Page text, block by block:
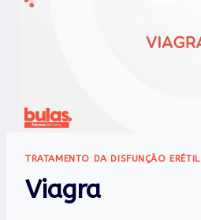
TRATAMENTO DA DISFUNÇÃO ERÉTIL
Viagra